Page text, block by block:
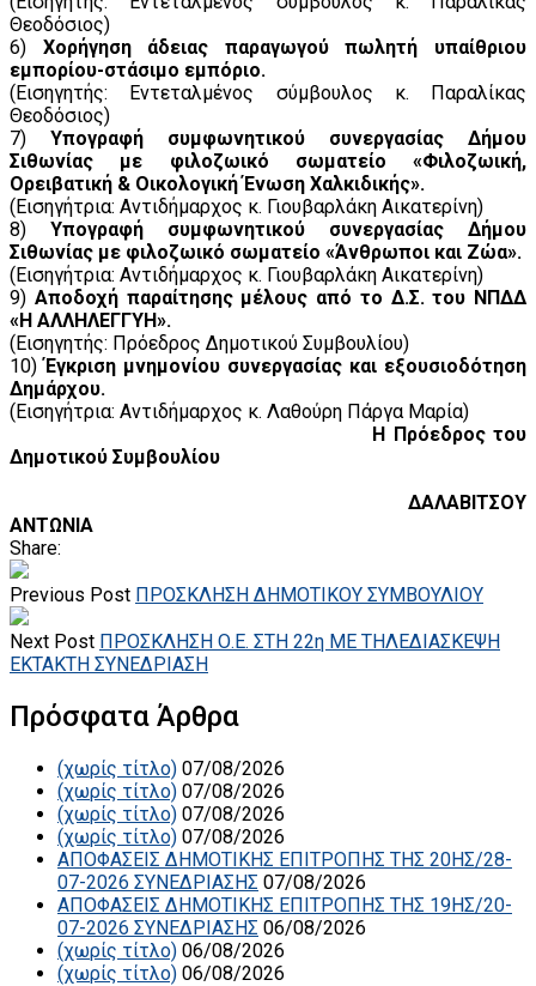
Θεοδόσιος)
6) Χορήγηση άδειας παραγωγού πωλητή υπαίθριου
εμπορίου-στάσιμο εμπόριο.
(Εισηγητής: Εντεταλμένος σύμβουλος κ. Παραλίκας
Θεοδόσιος)
7) Υπογραφή συμφωνητικού συνεργασίας Δήμου
Σιθωνίας με φιλοζωικό σωματείο «Φιλοζωική,
Ορειβατική & Οικολογική Ένωση Χαλκιδικής».
(Εισηγήτρια: Αντιδήμαρχος κ. Γιουβαρλάκη Αικατερίνη)
8) Υπογραφή συμφωνητικού συνεργασίας Δήμου
Σιθωνίας με φιλοζωικό σωματείο «Άνθρωποι και Ζώα».
(Εισηγήτρια: Αντιδήμαρχος κ. Γιουβαρλάκη Αικατερίνη)
9) Αποδοχή παραίτησης μέλους από το Δ.Σ. του ΝΠΔΔ
«Η ΑΛΛΗΛΕΓΓΥΗ».
(Εισηγητής: Πρόεδρος Δημοτικού Συμβουλίου)
10)Έγκριση μνημονίου συνεργασίας και εξουσιοδότηση
Δημάρχου.
(Εισηγήτρια: Αντιδήμαρχος κ. Λαθούρη Πάργα Μαρία)
Η Πρόεδρος του
Δημοτικού Συμβουλίου
ΔΑΛΑΒΙΤΣΟΥ
ΑΝΤΩΝΙΑ
Share:
Previous Post ΠΡΟΣΚΛΗΣΗ ΔΗΜΟΤΙΚΟΥ ΣΥΜΒΟΥΛΙΟΥ
Next Post ΠΡΟΣΚΛΗΣΗ Ο.Ε. ΣΤΗ 22η ΜΕ ΤΗΛΕΔΙΑΣΚΕΨΗ
ΕΚΤΑΚΤΗ ΣΥΝΕΔΡΙΑΣΗ
Πρόσφατα Άρθρα
(χωρίς τίτλο) 07/08/2026
(χωρίς τίτλο) 07/08/2026
(χωρίς τίτλο) 07/08/2026
(χωρίς τίτλο) 07/08/2026
ΑΠΟΦΑΣΕΙΣ ΔΗΜΟΤΙΚΗΣ ΕΠΙΤΡΟΠΗΣ ΤΗΣ 20ΗΣ/28-
07-2026 ΣΥΝΕΔΡΙΑΣΗΣ 07/08/2026
ΑΠΟΦΑΣΕΙΣ ΔΗΜΟΤΙΚΗΣ ΕΠΙΤΡΟΠΗΣ ΤΗΣ 19ΗΣ/20-
07-2026 ΣΥΝΕΔΡΙΑΣΗΣ 06/08/2026
(χωρίς τίτλο) 06/08/2026
(χωρίς τίτλο) 06/08/2026